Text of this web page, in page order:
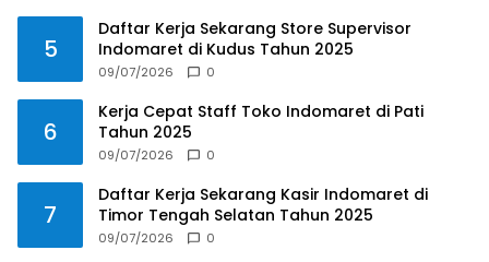
5
Daftar Kerja Sekarang Store Supervisor
Indomaret di Kudus Tahun 2025
09/07/2026 0
6
Kerja Cepat Staff Toko Indomaret di Pati
Tahun 2025
09/07/2026 0
7
Daftar Kerja Sekarang Kasir Indomaret di
Timor Tengah Selatan Tahun 2025
09/07/2026 0